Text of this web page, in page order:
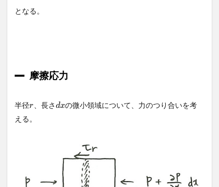
となる。
摩擦応力
半径r 、長さdxの微小領域について、力のつり合いを考
える。